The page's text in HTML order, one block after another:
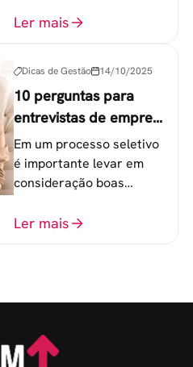
o atingimento das metas
Ler mais
Dicas de Gestão 14/10/2025
10 perguntas para
entrevistas de emprego
que recrutadores não
devem fazer
Em um processo seletivo
é importante levar em
consideração boas
o perfil do profissional e
Ler mais